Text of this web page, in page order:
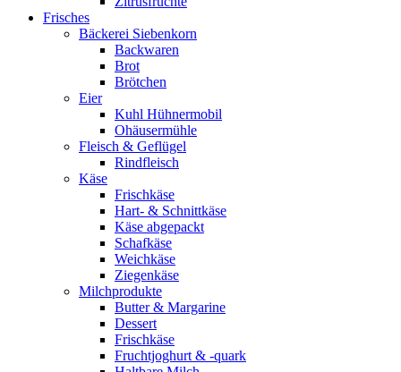
Frisches
Bäckerei Siebenkorn
Backwaren
Brot
Brötchen
Eier
Kuhl Hühnermobil
Ohäusermühle
Fleisch & Geflügel
Rindfleisch
Käse
Frischkäse
Hart- & Schnittkäse
Käse abgepackt
Schafkäse
Weichkäse
Ziegenkäse
Milchprodukte
Butter & Margarine
Dessert
Frischkäse
Fruchtjoghurt & -quark